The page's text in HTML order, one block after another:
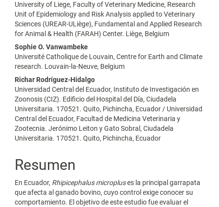
University of Liege, Faculty of Veterinary Medicine, Research
Unit of Epidemiology and Risk Analysis applied to Veterinary
Sciences (UREAR-ULiège), Fundamental and Applied Research
for Animal & Health (FARAH) Center. Liège, Belgium
Sophie O. Vanwambeke
Université Catholique de Louvain, Centre for Earth and Climate
research. Louvain-la-Neuve, Belgium
Richar Rodríguez-Hidalgo
Universidad Central del Ecuador, Instituto de Investigación en
Zoonosis (CIZ). Edificio del Hospital del Día, Ciudadela
Universitaria. 170521. Quito, Pichincha, Ecuador / Universidad
Central del Ecuador, Facultad de Medicina Veterinaria y
Zootecnia. Jerónimo Leiton y Gato Sobral, Ciudadela
Universitaria. 170521. Quito, Pichincha, Ecuador
Resumen
En Ecuador, Rhipicephalus micropluses la principal garrapata
que afecta al ganado bovino, cuyo control exige conocer su
comportamiento. El objetivo de este estudio fue evaluar el